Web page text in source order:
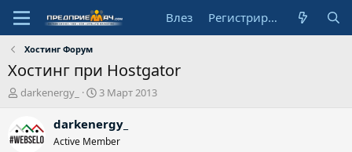
Влез Регистрирай се
Хостинг Форум
Хостинг при Hostgator
А
о
р
darkenergy_
Н
ч
л
3 Март 2013
darkenergy_
Active Member